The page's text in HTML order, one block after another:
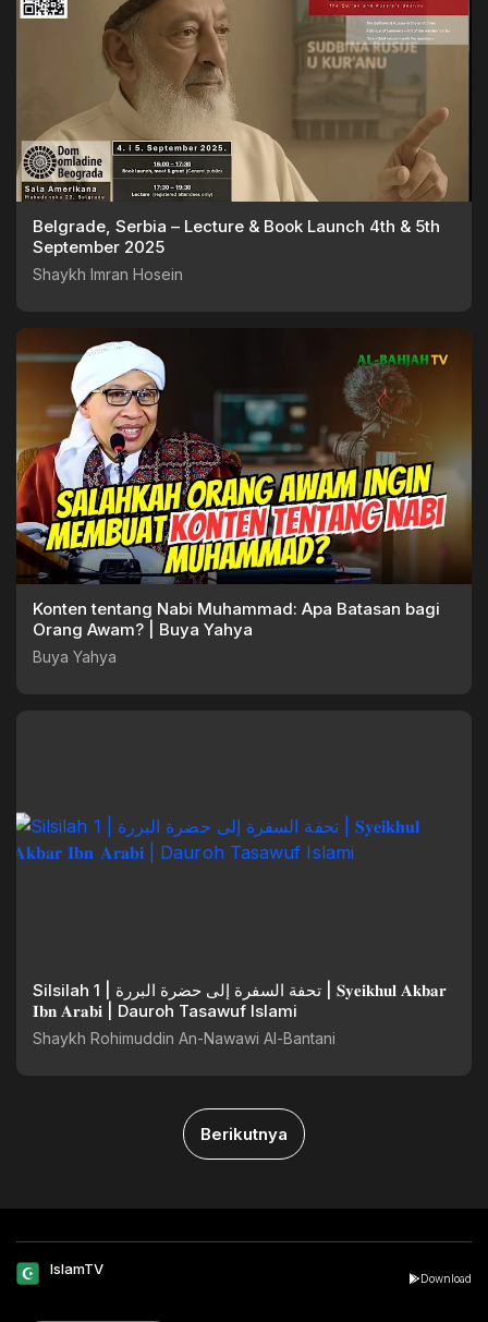
Belgrade, Serbia – Lecture & Book Launch 4th & 5th
September 2025
Shaykh Imran Hosein
Konten tentang Nabi Muhammad: Apa Batasan bagi
Orang Awam? | Buya Yahya
Buya Yahya
Silsilah 1 | تحفة السفرة إلى حضرة البررة | 𝐒𝐲𝐞𝐢𝐤𝐡𝐮𝐥 𝐀𝐤𝐛𝐚𝐫
𝐈𝐛𝐧 𝐀𝐫𝐚𝐛𝐢 | Dauroh Tasawuf Islami
Shaykh Rohimuddin An-Nawawi Al-Bantani
Berikutnya
IslamTV
Download